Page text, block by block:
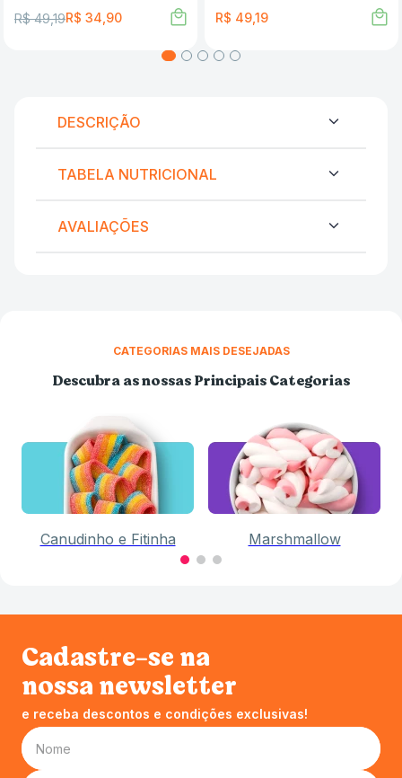
R$ 49,19R$ 34 90 R$ 4919
DESCRIÇÃO
TABELA NUTRICIONAL
AVALIAÇÕES
CATEGORIAS MAIS DESEJADAS
Descubra as nossas Principais Categorias
Canudinho e Fitinha Marshmallow
Cadastre-se na
nossa newsletter
e receba descontos e condições exclusivas!